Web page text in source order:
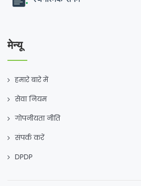
मेन्यू
हमारे बारे में
सेवा नियम
गोपनीयता नीति
संपर्क करें
DPDP